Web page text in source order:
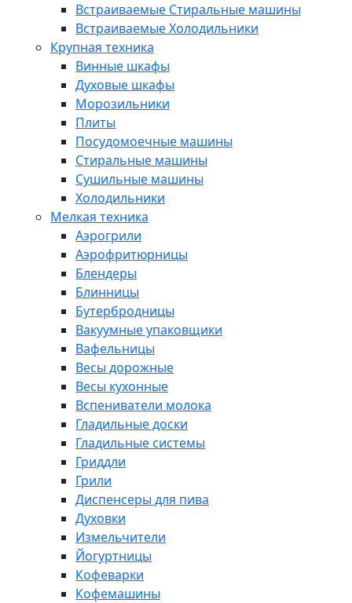
Встраиваемые Стиральные машины
Встраиваемые Холодильники
Крупная техника
Винные шкафы
Духовые шкафы
Морозильники
Плиты
Посудомоечные машины
Стиральные машины
Сушильные машины
Холодильники
Мелкая техника
Аэрогрили
Аэрофритюрницы
Блендеры
Блинницы
Бутербродницы
Вакуумные упаковщики
Вафельницы
Весы дорожные
Весы кухонные
Вспениватели молока
Гладильные доски
Гладильные системы
Гриддли
Грили
Диспенсеры для пива
Духовки
Измельчители
Йогуртницы
Кофеварки
Кофемашины